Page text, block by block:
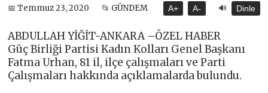
📅 Temmuz 23, 2020 📂 GÜNDEM A+ A- 🔊 Dinle
ABDULLAH YİĞİT-ANKARA –ÖZEL HABER
Güç Birliği Partisi Kadın Kolları Genel Başkanı
Fatma Urhan, 81 il, ilçe çalışmaları ve Parti
Çalışmaları hakkında açıklamalarda bulundu.